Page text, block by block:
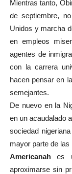
Mientras tanto,
de septiembre,
Unidos y marcha
en empleos
agentes de
con la carrera
hacen pensar en
semejantes.
De nuevo en la
en un acaudalado
sociedad
mayor parte de
Americanahes
aproximarse sin